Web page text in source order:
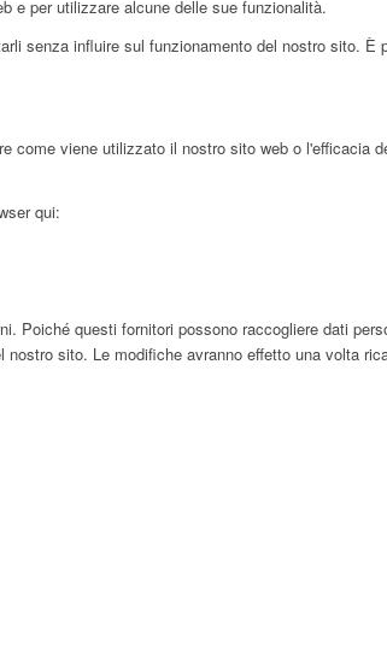
e per utilizzare alcune delle sue funzionalità.
senza influire sul funzionamento del nostro sito.
viene utilizzato il nostro sito web o l'efficacia
qui:
Poiché questi fornitori possono raccogliere dati
sito. Le modifiche avranno effetto una volta